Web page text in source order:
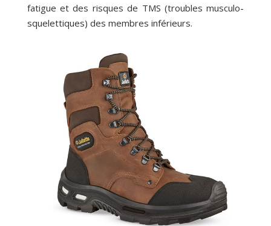
fatigue et des risques de TMS (troubles musculo-
squelettiques) des membres inférieurs.